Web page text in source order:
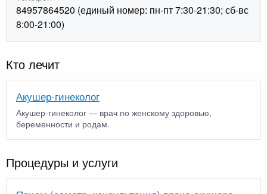
84957864520 (единый номер: пн-пт 7:30-21:30; сб-вс
8:00-21:00)
Кто лечит
Акушер-гинеколог
Акушер-гинеколог — врач по женскому здоровью,
беременности и родам.
Процедуры и услуги